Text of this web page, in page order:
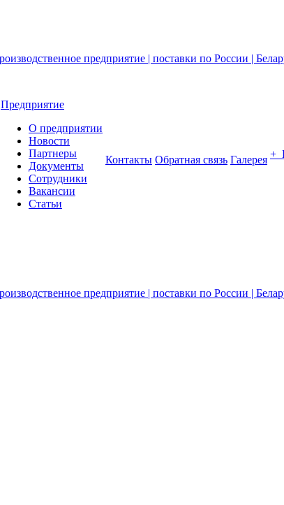
Предприятие
О предприятии
Новости
Партнеры
Документы
Сотрудники
Вакансии
Статьи
Контакты Обратная связь Галерея +